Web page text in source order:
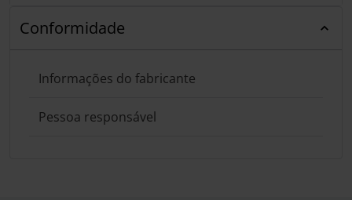
Conformidade
Informações do fabricante
Pessoa responsável